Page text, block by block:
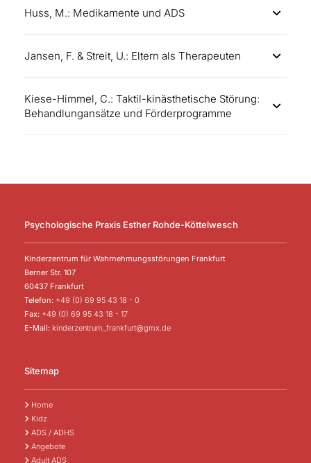
Huss, M.: Medikamente und ADS
Jansen, F. & Streit, U.: Eltern als Therapeuten
Kiese-Himmel, C.: Taktil-kinästhetische Störung:
Behandlungansätze und Förderprogramme
Psychologische Praxis Esther Rohde-Köttelwesch
Kinderzentrum für Wahrnehmungsstörungen Frankfurt
Berner Str. 107
60437 Frankfurt
Telefon: +49 (0) 69 95 43 18 - 0
Fax: +49 (0) 69 95 43 18 - 17
E-Mail: kinderzentrum_frankfurt@gmx.de
Sitemap
 Home
 Kidz
 ADS / ADHS
 Angebote
 Adult ADS